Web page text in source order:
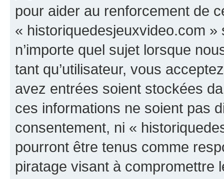
pour aider au renforcement de
« historiquedesjeuxvideo.com
n’importe quel sujet lorsque
tant qu’utilisateur, vous
avez entrées soient stockées
ces informations ne soient pas
consentement, ni «
pourront être tenus comme
piratage visant à compromettre